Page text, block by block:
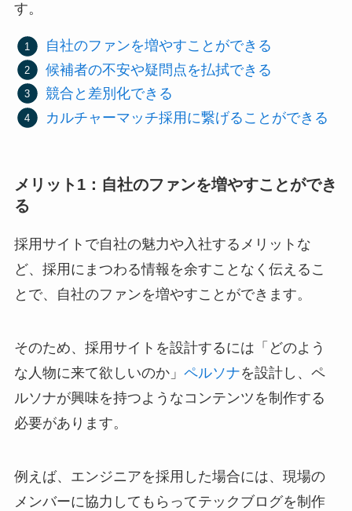
す。
自社のファンを増やすことができる
候補者の不安や疑問点を払拭できる
競合と差別化できる
カルチャーマッチ採用に繋げることができる
メリット1：自社のファンを増やすことができ
る
採用サイトで自社の魅力や入社するメリットな
ど、採用にまつわる情報を余すことなく伝えるこ
とで、自社のファンを増やすことができます。
そのため、採用サイトを設計するには「どのよう
な人物に来て欲しいのか」 ペルソナを設計し、ペ
ルソナが興味を持つようなコンテンツを制作する
必要があります。
例えば、エンジニアを採用した場合には、現場の
メンバーに協力してもらってテックブログを制作